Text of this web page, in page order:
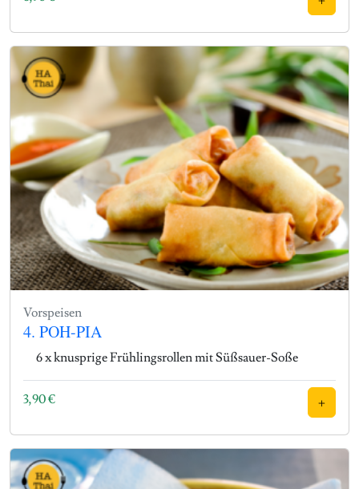
Vorspeisen
4. POH-PIA
6 x knusprige Frühlingsrollen mit Süßsauer-Soße
3,90€ +